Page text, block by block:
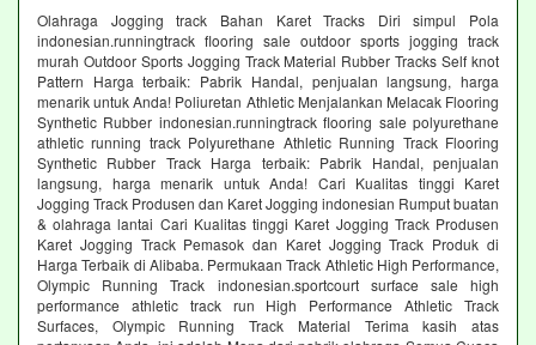
Olahraga Jogging track Bahan Karet Tracks Diri simpul Pola
indonesian.runningtrack flooring sale outdoor sports jogging track
murah Outdoor Sports Jogging Track Material Rubber Tracks Self knot
Pattern Harga terbaik: Pabrik Handal, penjualan langsung, harga
menarik untuk Anda! Poliuretan Athletic Menjalankan Melacak Flooring
Synthetic Rubber indonesian.runningtrack flooring sale polyurethane
athletic running track Polyurethane Athletic Running Track Flooring
Synthetic Rubber Track Harga terbaik: Pabrik Handal, penjualan
langsung, harga menarik untuk Anda! Cari Kualitas tinggi Karet
Jogging Track Produsen dan Karet Jogging indonesian Rumput buatan
& olahraga lantai Cari Kualitas tinggi Karet Jogging Track Produsen
Karet Jogging Track Pemasok dan Karet Jogging Track Produk di
Harga Terbaik di Alibaba. Permukaan Track Athletic High Performance,
Olympic Running Track indonesian.sportcourt surface sale high
performance athletic track run High Performance Athletic Track
Surfaces, Olympic Running Track Material Terima kasih atas